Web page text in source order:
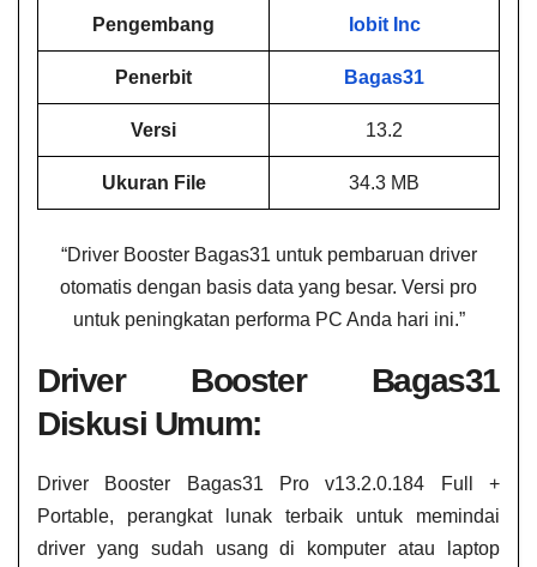
Pengembang Iobit Inc
Penerbit Bagas31
Versi 13.2
Ukuran File 34.3 MB
“Driver Booster Bagas31 untuk pembaruan driver
otomatis dengan basis data yang besar. Versi pro
untuk peningkatan performa PC Anda hari ini.”
Driver Booster Bagas31
Diskusi Umum:
Driver Booster Bagas31 Pro v13.2.0.184 Full +
Portable, perangkat lunak terbaik untuk memindai
driver yang sudah usang di komputer atau laptop